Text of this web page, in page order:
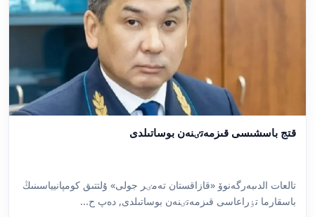
قتج باسشىسى قىزمەتٸنەن بوساتىلدى
تالعات الدىبەرگەنوۆ «قازاقستان تەمٸر جولى» ۇلتتىق كومپانيياسىنىڭ
باسقارما تٶراعاسى قىزمەتٸنەن بوساتىلدى, دەپ ح...